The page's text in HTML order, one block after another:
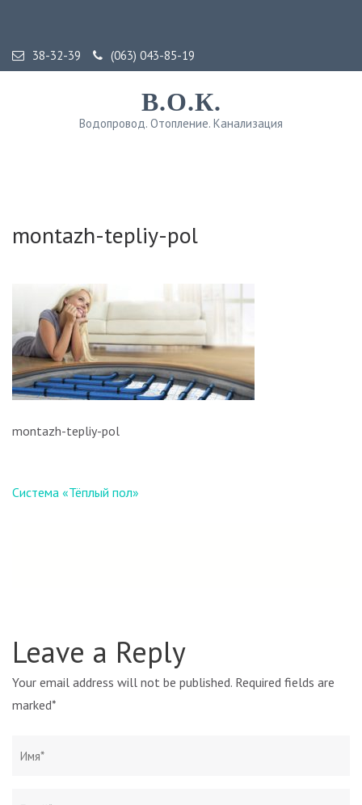
38-32-39 (063) 043-85-19
В.О.К.
Водопровод. Отопление. Канализация
montazh-tepliy-pol
montazh-tepliy-pol
Навигация
Система «Тёплый пол»
Leave a Reply
Your email address will not be published. Required fields are
marked*